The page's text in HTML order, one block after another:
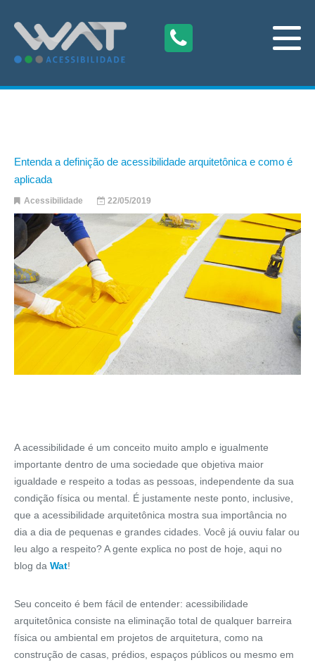
Entenda a definição de acessibilidade arquitetônica e como é
aplicada
Acessibilidade 22/05/2019
A acessibilidade é um conceito muito amplo e igualmente
importante dentro de uma sociedade que objetiva maior
igualdade e respeito a todas as pessoas, independente da sua
condição física ou mental. É justamente neste ponto, inclusive,
que a acessibilidade arquitetônica mostra sua importância no
dia a dia de pequenas e grandes cidades. Você já ouviu falar ou
leu algo a respeito? A gente explica no post de hoje, aqui no
blog da Wat!
Seu conceito é bem fácil de entender: acessibilidade
arquitetônica consiste na eliminação total de qualquer barreira
física ou ambiental em projetos de arquitetura, como na
construção de casas, prédios, espaços públicos ou mesmo em